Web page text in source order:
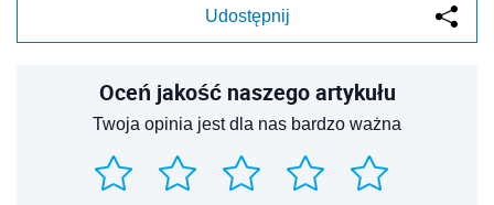
Udostępnij
Oceń jakość naszego artykułu
Twoja opinia jest dla nas bardzo ważna